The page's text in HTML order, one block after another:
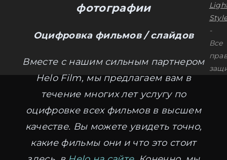
фотографии
Оцифровка фильмов / слайдов
Вместе с нашим сильным партнером
Helo Film, мы предлагаем вам в
течение многих лет услугу по
оцифровке всех фильмов в высшем
качестве. Вы можете увидеть точно,
какие фильмы они и что это стоит
-
Все